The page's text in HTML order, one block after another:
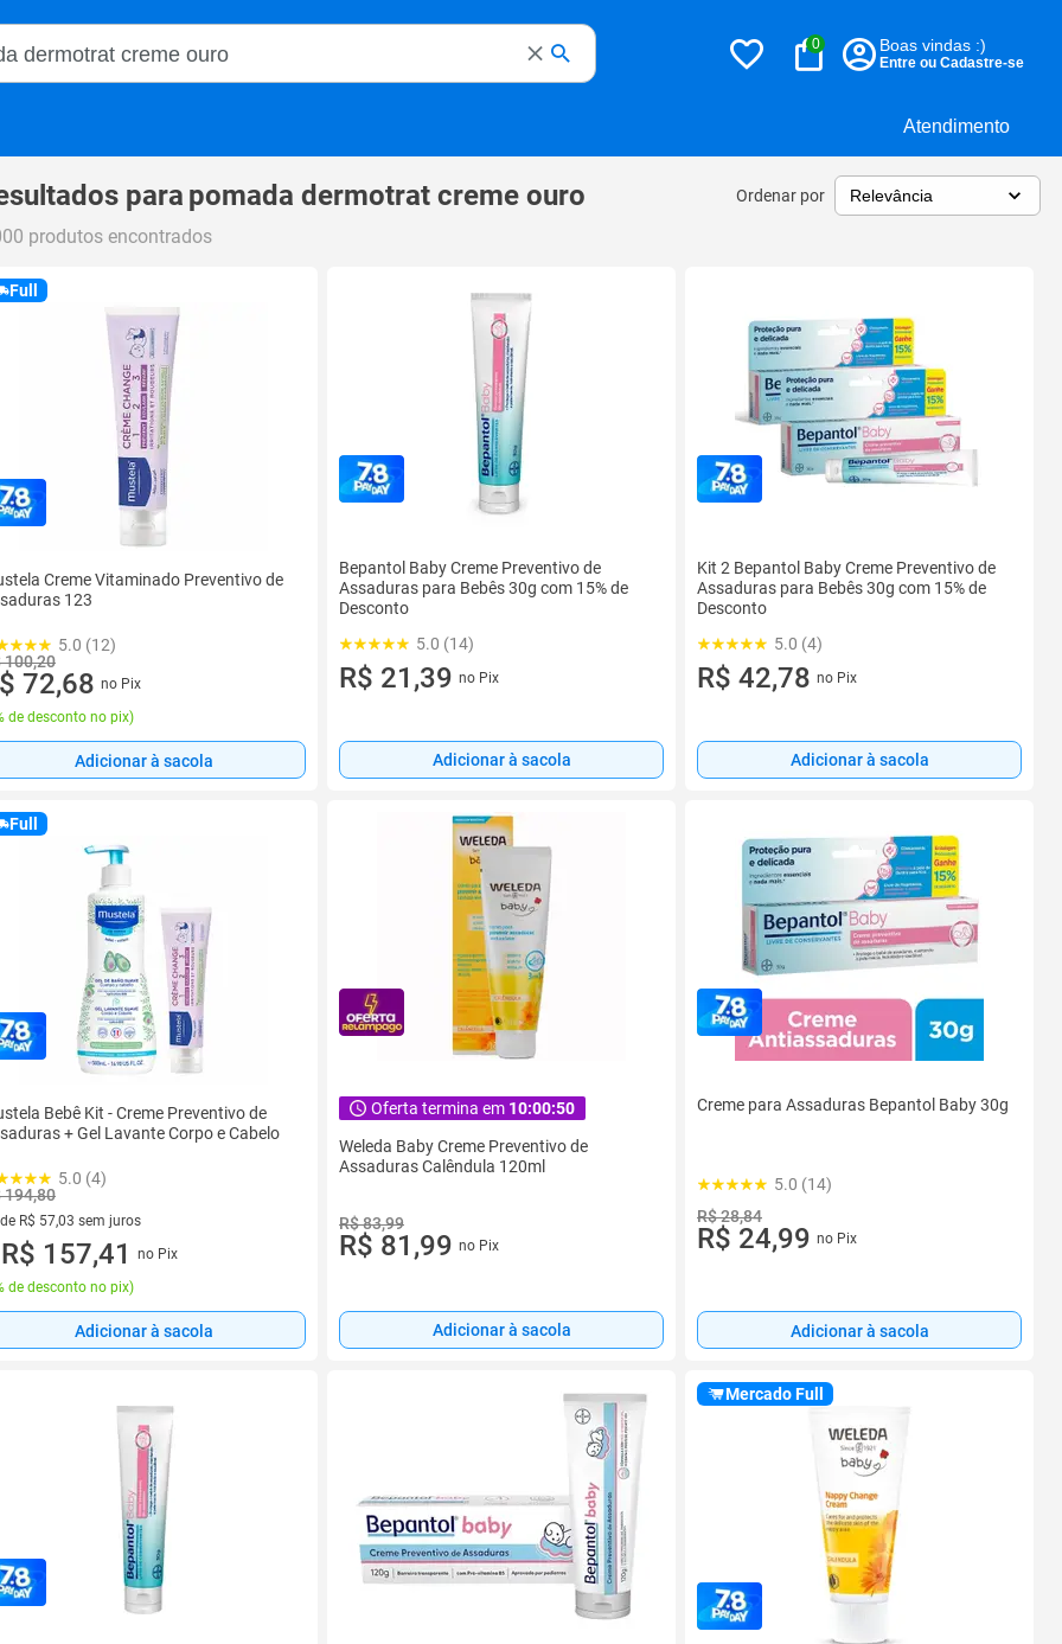
Atendimento
Magalu
0 Boas vindas :)
Entre ou Cadastre-se
para pomada dermotrat creme ouro Ordenar por
produtos encontrados
Full
Creme Vitaminado Preventivo de
123
5.0 (12)
100,20
72,68 no Pix
de desconto no pix)
Adicionar à sacola
Bepantol Baby Creme Preventivo de
Assaduras para Bebês 30g com 15% de
Desconto
5.0 (14)
R$ 21,39 no Pix
Adicionar à sacola
Kit 2 Bepantol Baby Creme Preventivo de
Assaduras para Bebês 30g com 15% de
Desconto
5.0 (4)
R$ 42,78 no Pix
Adicionar à sacola
Full
Bebê Kit - Creme Preventivo de
+ Gel Lavante Corpo e Cabelo
5.0 (4)
194,80
R$ 57,03 sem juros
de R$ 57,03 sem juros
R$ 157,41
no Pix
de desconto no pix)
Adicionar à sacola
Oferta termina em 10:00:49
Weleda Baby Creme Preventivo de
Assaduras Calêndula 120ml
R$ 83,99
R$ 81,99 no Pix
Adicionar à sacola
Creme para Assaduras Bepantol Baby 30g
5.0 (14)
R$ 28,84
R$ 24,99 no Pix
Adicionar à sacola
Mercado Full